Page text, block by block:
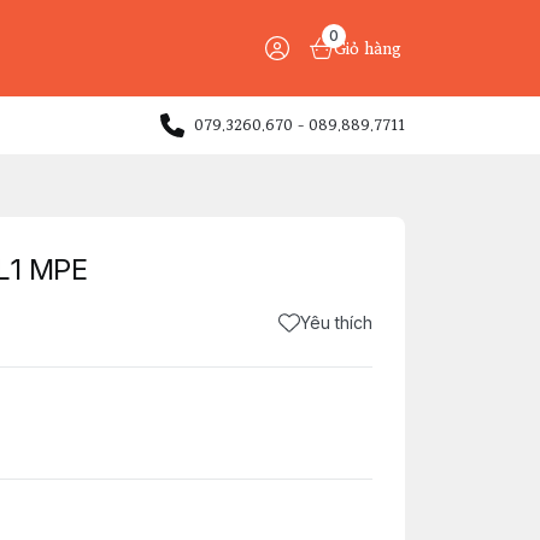
0
Giỏ hàng
079.3260.670 - 089.889.7711
MPE
Yêu thích